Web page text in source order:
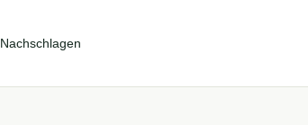
Nachschlagen